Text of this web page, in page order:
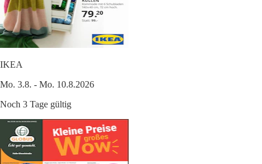
IKEA
Mo. 3.8. - Mo. 10.8.2026
Noch 3 Tage gültig